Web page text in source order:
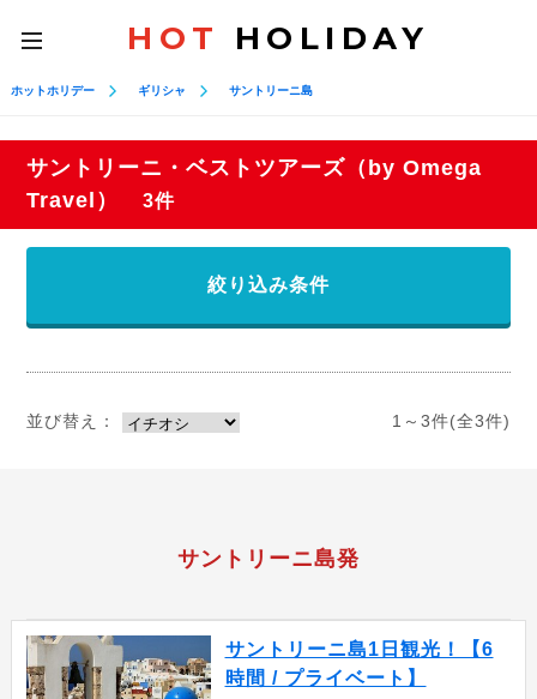
toggle
navigation
HOT HOLIDAY
ホットホリデー ギリシャ サントリーニ島
サントリーニ・ベストツアーズ（by Omega
Travel）
3件
絞り込み条件
並び替え： 1～3件(全3件)
サントリーニ島発
サントリーニ島1日観光！【6
時間 / プライベート】